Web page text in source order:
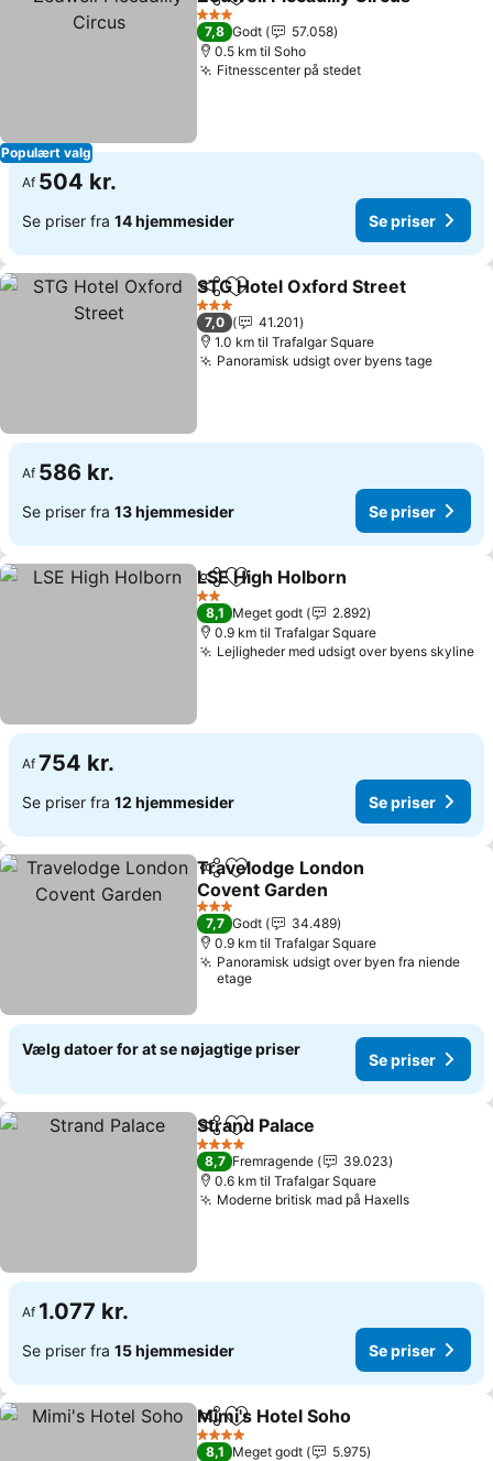
Populært valg
Del Føj til favoritter
3 Stjerner
7,8 Godt
57.058
0.5 km til Soho
Fitnesscenter på stedet
Af 504 kr.
Se priser fra 14 hjemmesider Se priser
Del Føj til favoritter
STG Hotel Oxford Street
3 Stjerner
7,0
41.201
1.0 km til Trafalgar Square
Panoramisk udsigt over byens tage
Af 586 kr.
Se priser fra 13 hjemmesider Se priser
Del Føj til favoritter
LSE High Holborn
2 Stjerner
8,1 Meget godt
2.892
0.9 km til Trafalgar Square
Lejligheder med udsigt over byens skyline
Af 754 kr.
Se priser fra 12 hjemmesider Se priser
Del Føj til favoritter
Travelodge London
Covent Garden
3 Stjerner
7,7 Godt
34.489
0.9 km til Trafalgar Square
Panoramisk udsigt over byen fra niende
etage
Vælg datoer for at se nøjagtige priser
Se priser
Del Føj til favoritter
Strand Palace
4 Stjerner
8,7 Fremragende
39.023
0.6 km til Trafalgar Square
Moderne britisk mad på Haxells
Af 1.077 kr.
Se priser fra 15 hjemmesider Se priser
Del Føj til favoritter
Mimi's Hotel Soho
4 Stjerner
8,1 Meget godt
5.975